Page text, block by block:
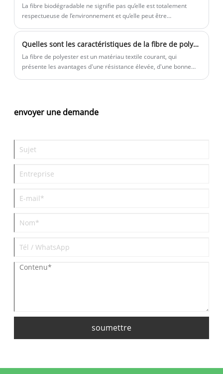
micro-organismes (tels que des bactéries, des champignons et
des algues, etc.) dans des conditions environnementales
La fibre biodégradable ne signifie pas qu’elle est totalement
respectueuse de l’environnement et qu’elle peut être
un environnement inapproprié, il peut provoquer une pollution
de l'environnement et menacer les eaux souterraines. Ensuite,
de nombreux facteurs affectent la dégradation. Si ces facteurs
Quelles sont les caractéristiques de la fibre de polyester？
La fibre de polyester est un matériau textile courant, qui
présente les avantages d'une résistance élevée, d'une bonne
solvants, d'une bonne aptitude à la teinture et d'une mauvaise
hygroscopique. Lorsque nous achetons des vêtements, nous
envoyer une demande
soumettre